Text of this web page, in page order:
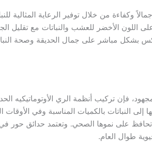
وكفاءة من خلال توفير الرعاية
اللون الأخضر للعشب والنباتات مع تقليل
بشكل مباشر على جمال الحديقة وصحة
فإن تركيب أنظمة الري الأوتوماتيكيه
إلى النباتات بالكميات المناسبة وفي
تحافظ على نموها الصحي. وتعتمد حدائق حور
طوال العام.